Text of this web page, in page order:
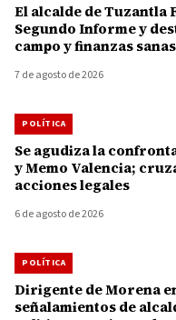
El alcalde de Tuzantla
Segundo Informe y
campo y finanzas sanas
7 de agosto de 2026
POLÍTICA
Se agudiza la
y Memo Valencia;
acciones legales
6 de agosto de 2026
POLÍTICA
Dirigente de Morena
señalamientos de